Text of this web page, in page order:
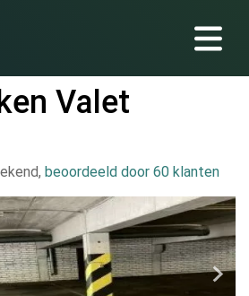
Valet
, beoordeeld door 60 klanten